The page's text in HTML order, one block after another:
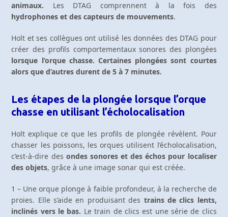
animaux. Les DTAG comprennent à la fois des
hydrophones et des capteurs de mouvements.
Holt et ses collègues ont utilisé les données des DTAG pour
créer des profils comportementaux sonores des plongées
lorsque l’orque chasse. Certaines plongées sont courtes
alors que d’autres durent de 5 à 7 minutes.
Les étapes de la plongée lorsque l’orque
chasse en utilisant l’écholocalisation
Holt explique ce que les profils de plongée révèlent. Pour
chasser les poissons, les orques utilisent l’écholocalisation,
c’est-à-dire des ondes sonores et des échos pour localiser
des objets, grâce à une image sonar qui est créée.
1 – Une orque plonge à faible profondeur, à la recherche de
proies. Elle s’aide en produisant des trains de clics lents,
inclinés vers le bas. Le train de clics est une série de clics